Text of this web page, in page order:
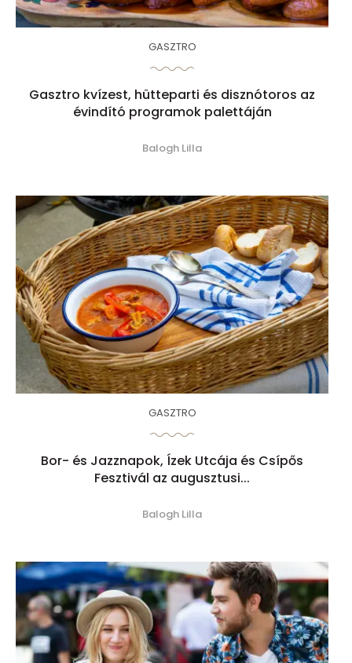
GASZTRO
Gasztro kvízest, hütteparti és disznótoros az
évindító programok palettáján
Balogh Lilla
GASZTRO
Bor- és Jazznapok, Ízek Utcája és Csípős
Fesztivál az augusztusi...
Balogh Lilla